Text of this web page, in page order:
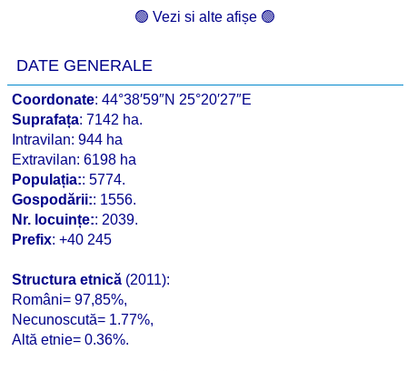
🟢 Vezi si alte afișe 🟢
DATE GENERALE
Coordonate: 44°38′59″N 25°20′27″E
Suprafața: 7142 ha.
Intravilan: 944 ha
Extravilan: 6198 ha
Populația:: 5774.
Gospodării:: 1556.
Nr. locuințe:: 2039.
Prefix: +40 245
Structura etnică(2011):
Români= 97,85%,
Necunoscută= 1.77%,
Altă etnie= 0.36%.